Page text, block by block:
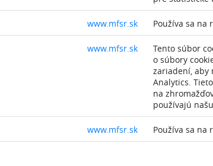
www.mfsr.sk Používa sa na
www.mfsr.sk
Tento súbor
o súbory
zariadení, aby
Analytics.
na
používajú
www.mfsr.sk Používa sa na